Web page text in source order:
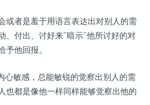
或者是羞于用语言表达出对别人的需
、付出、讨好来“暗示”他所讨好的对
予他回报。
心敏感，总能敏锐的觉察出别人的需
也都是像他一样同样能够觉察出他的